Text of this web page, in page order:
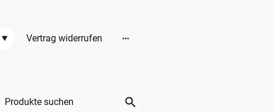
Vertrag widerrufen